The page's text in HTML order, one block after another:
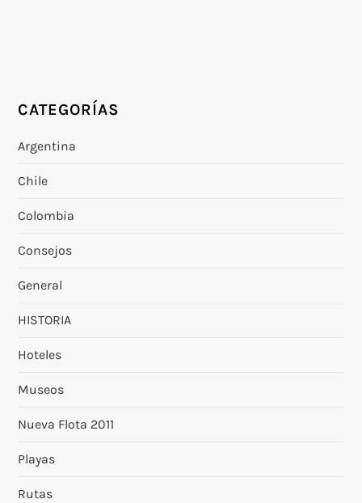
CATEGORÍAS
Argentina
Chile
Colombia
Consejos
General
HISTORIA
Hoteles
Museos
Nueva Flota 2011
Playas
Rutas